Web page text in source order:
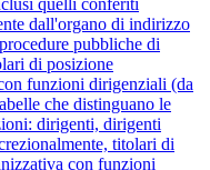
quelli conferiti
dall'organo di indirizzo
pubbliche di
di posizione
funzioni dirigenziali (da
che distinguano le
dirigenti, dirigenti
titolari di
con funzioni